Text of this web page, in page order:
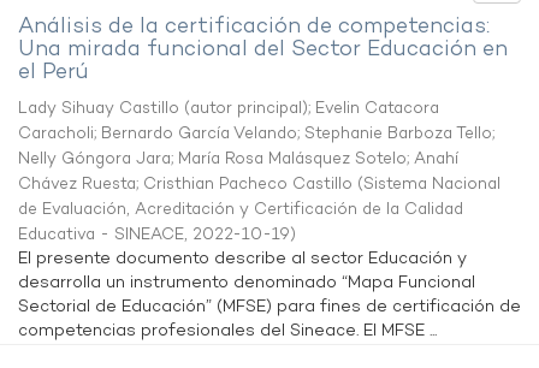
Análisis de la certificación de competencias:
Una mirada funcional del Sector Educación en
el Perú
Lady Sihuay Castillo (autor principal); Evelin Catacora
Caracholi; Bernardo García Velando; Stephanie Barboza Tello;
Nelly Góngora Jara; María Rosa Malásquez Sotelo; Anahí
Chávez Ruesta; Cristhian Pacheco Castillo (Sistema Nacional
de Evaluación, Acreditación y Certificación de la Calidad
Educativa - SINEACE, 2022-10-19)
El presente documento describe al sector Educación y
desarrolla un instrumento denominado “Mapa Funcional
Sectorial de Educación” (MFSE) para fines de certificación de
competencias profesionales del Sineace. El MFSE ...